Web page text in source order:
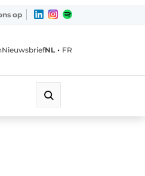
op
NieuwsbriefNL • FR